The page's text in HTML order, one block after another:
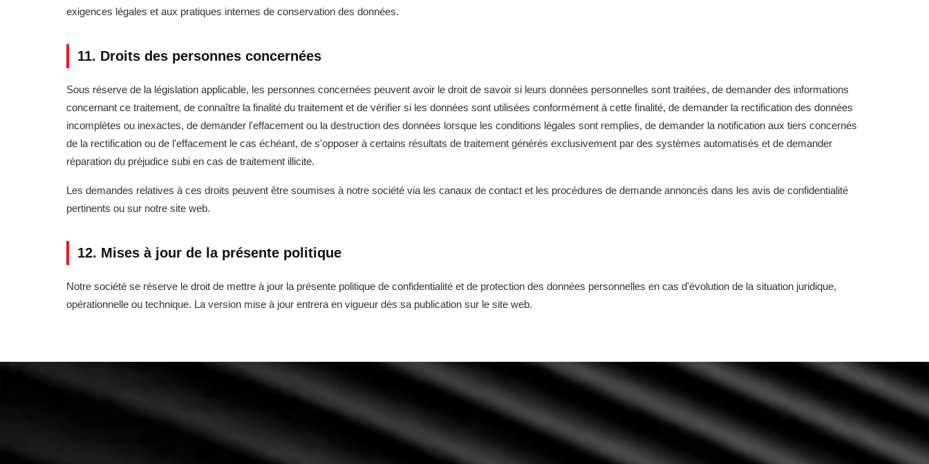
exigences légales et aux pratiques internes de conservation des données.
11. Droits des personnes concernées
Sous réserve de la législation applicable, les personnes concernées peuvent avoir le droit de savoir si leurs données personnelles sont traitées, de demander des informations
concernant ce traitement, de connaître la finalité du traitement et de vérifier si les données sont utilisées conformément à cette finalité, de demander la rectification des données
incomplètes ou inexactes, de demander l'effacement ou la destruction des données lorsque les conditions légales sont remplies, de demander la notification aux tiers concernés
de la rectification ou de l'effacement le cas échéant, de s'opposer à certains résultats de traitement générés exclusivement par des systèmes automatisés et de demander
réparation du préjudice subi en cas de traitement illicite.
Les demandes relatives à ces droits peuvent être soumises à notre société via les canaux de contact et les procédures de demande annoncés dans les avis de confidentialité
pertinents ou sur notre site web.
12. Mises à jour de la présente politique
Notre société se réserve le droit de mettre à jour la présente politique de confidentialité et de protection des données personnelles en cas d'évolution de la situation juridique,
opérationnelle ou technique. La version mise à jour entrera en vigueur dès sa publication sur le site web.